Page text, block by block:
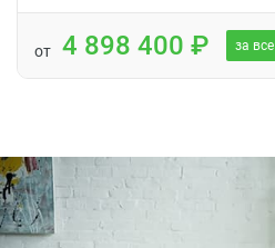
от 4 898 400 за все